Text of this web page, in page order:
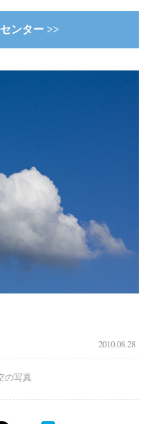
ンター >>
2010.08.28
の写真